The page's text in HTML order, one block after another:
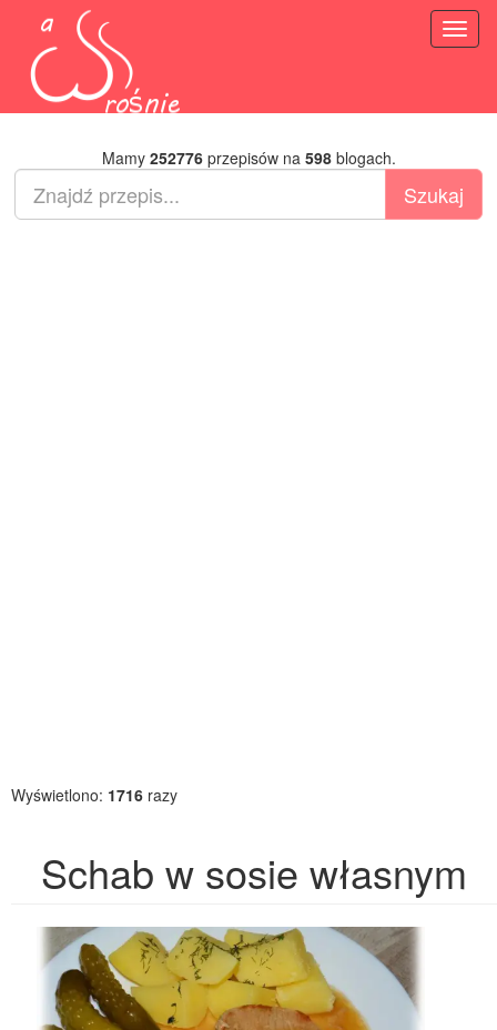
Mamy 252776przepisów na 598blogach.
Wyświetlono: 1716 razy
Schab w sosie własnym